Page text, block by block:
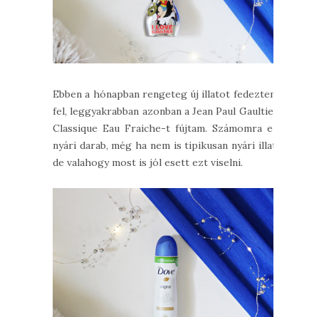
Ebben a hónapban rengeteg új illatot fedeztem
fel, leggyakrabban azonban a Jean Paul Gaultier
Classique Eau Fraiche-t fújtam. Számomra ez
nyári darab, még ha nem is tipikusan nyári illat,
de valahogy most is jól esett ezt viselni.